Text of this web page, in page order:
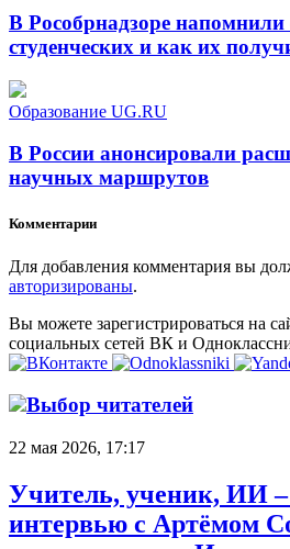
В Рособрнадзоре
студенческих и как их
Образование UG.RU
В России анонсировали
научных маршрутов
Комментарии
Для добавления комментария вы
авторизированы.
Вы можете зарегистрироваться на
социальных сетей ВК и
Выбор читателей
22 мая 2026, 17:17
Учитель, ученик, ИИ –
интервью с Артёмом